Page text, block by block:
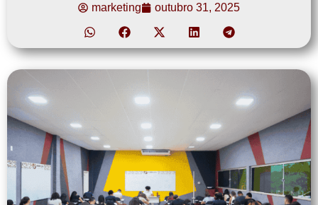
marketing
outubro 31, 2025